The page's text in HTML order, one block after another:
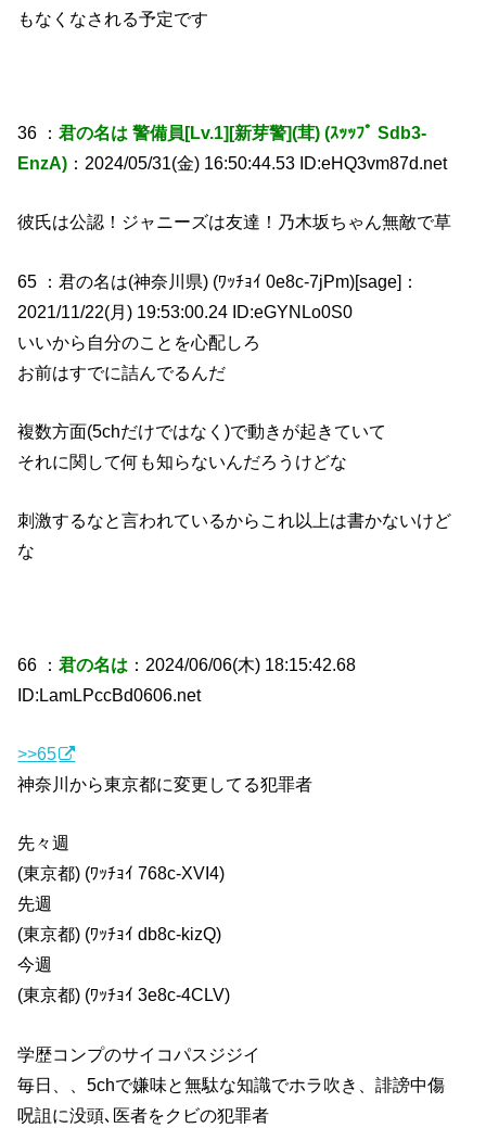
もなくなされる予定です
36 ：君の名は 警備員[Lv.1][新芽警](茸) (ｽｯｯﾌﾟ Sdb3-
EnzA) ：2024/05/31(金) 16:50:44.53 ID:eHQ3vm87d.net
彼氏は公認！ジャニーズは友達！乃木坂ちゃん無敵で草
65 ：君の名は(神奈川県) (ﾜｯﾁｮｲ 0e8c-7jPm)[sage]：
2021/11/22(月) 19:53:00.24 ID:eGYNLo0S0
いいから自分のことを心配しろ
お前はすでに詰んでるんだ
複数方面(5chだけではなく)で動きが起きていて
それに関して何も知らないんだろうけどな
刺激するなと言われているからこれ以上は書かないけど
な
66 ：君の名は ：2024/06/06(木) 18:15:42.68
ID:LamLPccBd0606.net
>>65
神奈川から東京都に変更してる犯罪者
先々週
(東京都) (ﾜｯﾁｮｲ 768c-XVI4)
先週
(東京都) (ﾜｯﾁｮｲ db8c-kizQ)
今週
(東京都) (ﾜｯﾁｮｲ 3e8c-4CLV)
学歴コンプのサイコパスジジイ
毎日、、5chで嫌味と無駄な知識でホラ吹き、誹謗中傷
呪詛に没頭､医者をクビの犯罪者